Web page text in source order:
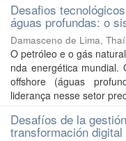
Desafios
águas profundas: o
Damasceno de Lima,
O petróleo e o gás
nda energética mundial.
offshore (águas
liderança nesse setor
Desafíos de la
transformación